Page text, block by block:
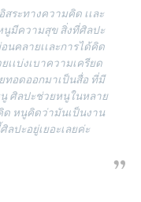
ระทางความคิด เเละ
นูมีความสุข สิ่งที่ศิลปะ
นคลายเเละการได้คิด
เเบ่งเบาความเครียด
ทอดออกมาเป็นสื่อ ที่มี
ศิลปะช่วยหนูในหลาย
ด หนูคิดว่ามันเป็นงาน
ปะอยู่เยอะเลยค่ะ